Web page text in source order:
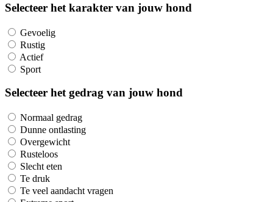
Selecteer het karakter van jouw hond
Gevoelig
Rustig
Actief
Sport
Selecteer het gedrag van jouw hond
Normaal gedrag
Dunne ontlasting
Overgewicht
Rusteloos
Slecht eten
Te druk
Te veel aandacht vragen